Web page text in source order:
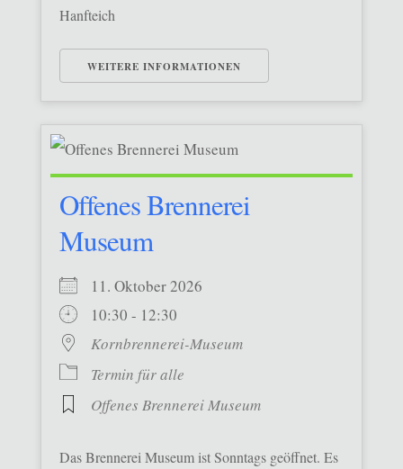
Hanfteich
WEITERE INFORMATIONEN
Offenes Brennerei
Museum
11. Oktober 2026
10:30 - 12:30
Kornbrennerei-Museum
Termin für alle
Offenes Brennerei Museum
Das Brennerei Museum ist Sonntags geöffnet. Es